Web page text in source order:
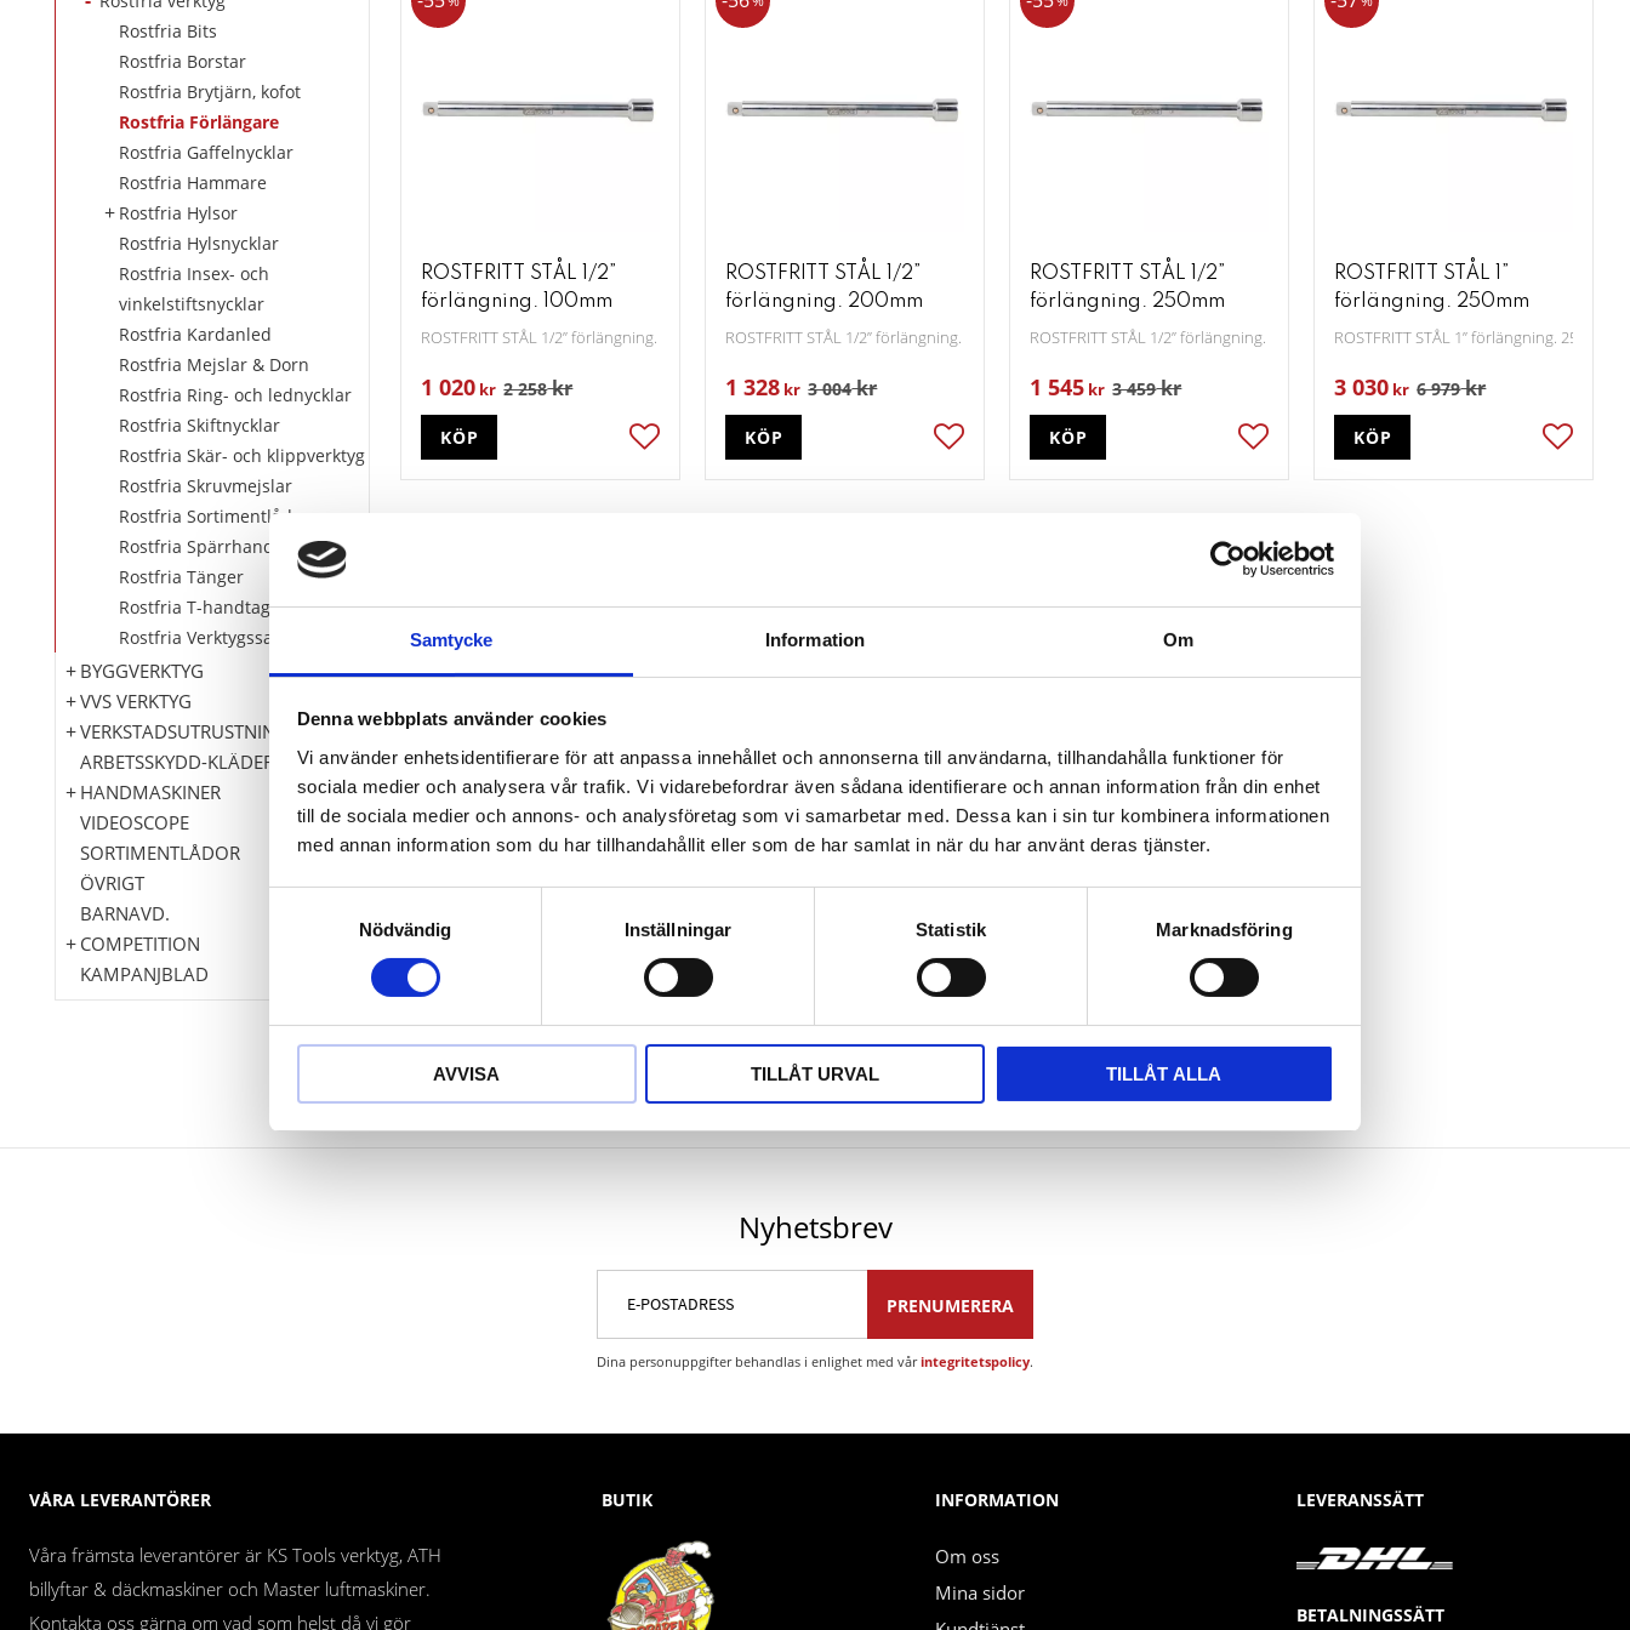
Samtycke Information Om
Denna webbplats använder cookies
Vi använder enhetsidentifierare för att anpassa innehållet och annonserna till användarna, tillhandahålla funktioner för
sociala medier och analysera vår trafik. Vi vidarebefordrar även sådana identifierare och annan information från din enhet
till de sociala medier och annons- och analysföretag som vi samarbetar med. Dessa kan i sin tur kombinera informationen
med annan information som du har tillhandahållit eller som de har samlat in när du har använt deras tjänster.
Nödvändig
Inställningar Statistik Marknadsföring
AVVISA TILLÅT URVAL TILLÅT ALLA
ROSTFRITT STÅL 1/2”
förlängning. 100mm
ROSTFRITT STÅL 1/2” förlängning. 100mm
1 020 kr 2 258kr
Lägg till i favoriter
KÖP
ROSTFRITT STÅL 1/2”
förlängning. 200mm
ROSTFRITT STÅL 1/2” förlängning. 200mm
1 328 kr 3 004kr
Lägg till i favoriter
KÖP
ROSTFRITT STÅL 1/2”
förlängning. 250mm
ROSTFRITT STÅL 1/2” förlängning. 250mm
1 545 kr 3 459kr
Lägg till i favoriter
KÖP
ROSTFRITT STÅL 1”
förlängning. 250mm
ROSTFRITT STÅL 1” förlängning. 250mm
3 030 kr 6 979kr
Lägg
KÖP
ROSTFRITT STÅL 3/4” förlängning. 100mm
765
Lägg till i favoriter
ROSTFRITT STÅL 3/4”
ROSTFRITT STÅL 3/4” förlängning 200mm
1 500
Lägg till i favoriter
förlängning. 250mm
ROSTFRITT STÅL 3/4” förlängning 250mm
kr
Rostfria Bits
Rostfria Borstar
Rostfria Brytjärn, kofot
Rostfria Förlängare
Rostfria Gaffelnycklar
Rostfria Hammare
Rostfria Hylsor
Rostfria Hylsnycklar
Rostfria Insex- och
vinkelstiftsnycklar
Rostfria Kardanled
Rostfria Mejslar & Dorn
Rostfria Ring- och lednycklar
Rostfria Skiftnycklar
Rostfria Skär- och klippverktyg
Rostfria Skruvmejslar
Rostfria Sortimentlådor
Rostfria Spärrhandtag
Rostfria Tänger
Rostfria T-handtag
Rostfria Verktygssatser
BYGGVERKTYG
VVS VERKTYG
VERKSTADSUTRUSTNING
ARBETSSKYDD-KLÄDER
HANDMASKINER
VIDEOSCOPE
SORTIMENTLÅDOR
ÖVRIGT
BARNAVD.
COMPETITION
KAMPANJBLAD
Nyhetsbrev
PRENUMERERA
Dina personuppgifter behandlas i enlighet med vårintegritetspolicy.
VÅRA LEVERANTÖRER
Våra främsta leverantörer är KS Tools verktyg, ATH
billyftar & däckmaskiner och Master luftmaskiner.
Kontakta oss gärna om vad som helst då vi gör
BUTIK INFORMATION
Om oss
Mina sidor
LEVERANSSÄTT
BETALNINGSSÄTT